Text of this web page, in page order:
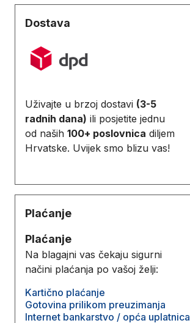
Dostava
Uživajte u brzoj dostavi (3-5
radnih dana) ili posjetite jednu
od naših 100+ poslovnica diljem
Hrvatske. Uvijek smo blizu vas!
Plaćanje
Plaćanje
Na blagajni vas čekaju sigurni
načini plaćanja po vašoj želji:
Kartično plaćanje
Gotovina prilikom preuzimanja
Internet bankarstvo / opća uplatnica